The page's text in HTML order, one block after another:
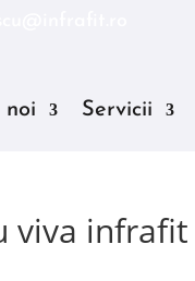
noi Servicii
viva infrafit